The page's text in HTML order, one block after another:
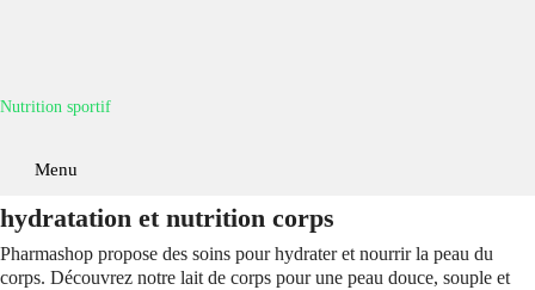
Nutrition sportif
Menu
hydratation et nutrition corps
Pharmashop propose des soins pour hydrater et nourrir la peau du
corps. Découvrez notre lait de corps pour une peau douce, souple et